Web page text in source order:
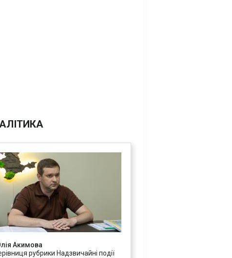
Акимова
рубрики Надзвичайні події